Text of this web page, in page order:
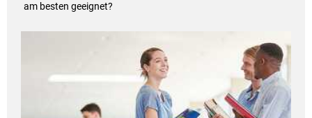
am besten geeignet?